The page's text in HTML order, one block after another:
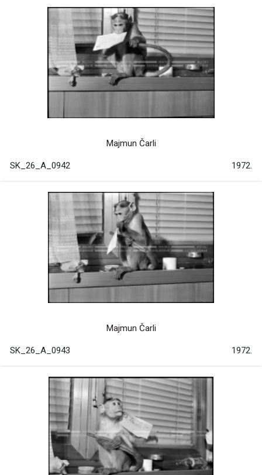
Majmun Čarli
SK_26_A_0942 1972.
Majmun Čarli
SK_26_A_0943 1972.